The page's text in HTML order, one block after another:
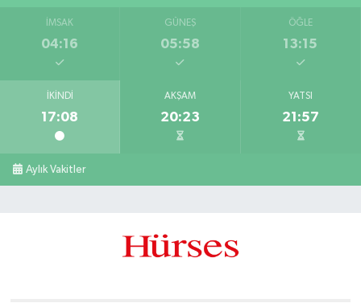
İMSAK
04:16
GÜNEŞ
05:58
ÖĞLE
13:15
İKINDI
17:08
AKŞAM
20:23
YATSI
21:57
Aylık Vakitler